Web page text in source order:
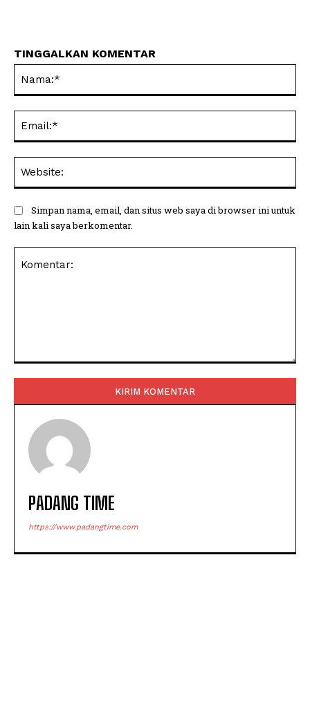
TINGGALKAN KOMENTAR
Simpan nama, email, dan situs web saya di browser ini untuk
lain kali saya berkomentar.
PADANG TIME
https://www.padangtime.com